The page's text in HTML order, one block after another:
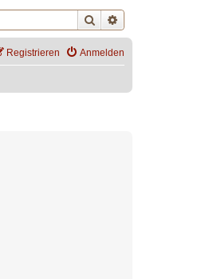
Suche
Anmelden
Registrieren